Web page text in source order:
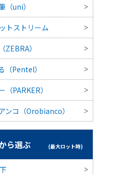
（uni）
トストリーム
ZEBRA）
（Pentel）
（PARKER）
ンコ（Orobianco）
ら選ぶ (最大ロット時)